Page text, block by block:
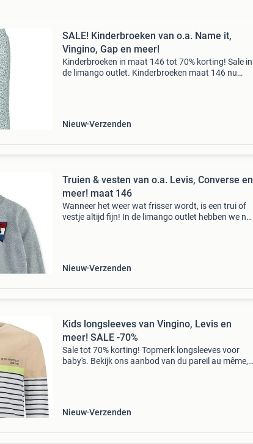
SALE! Kinderbroeken van o.a. Name it,
Vingino, Gap en meer!
Kinderbroeken in maat 146 tot 70% korting! Sale in
de limango outlet. Kinderbroeken maat 146 nu
Nieuw Verzenden
Truien & vesten van o.a. Levis, Converse en
meer! maat 146
Wanneer het weer wat frisser wordt, is een trui of
vestje altijd fijn! In de limango outlet hebben we nu
Nieuw Verzenden
Kids longsleeves van Vingino, Levis en
meer! SALE -70%
Sale tot 70% korting! Topmerk longsleeves voor
baby's. Bekijk ons aanbod van du pareil au même,
Nieuw Verzenden